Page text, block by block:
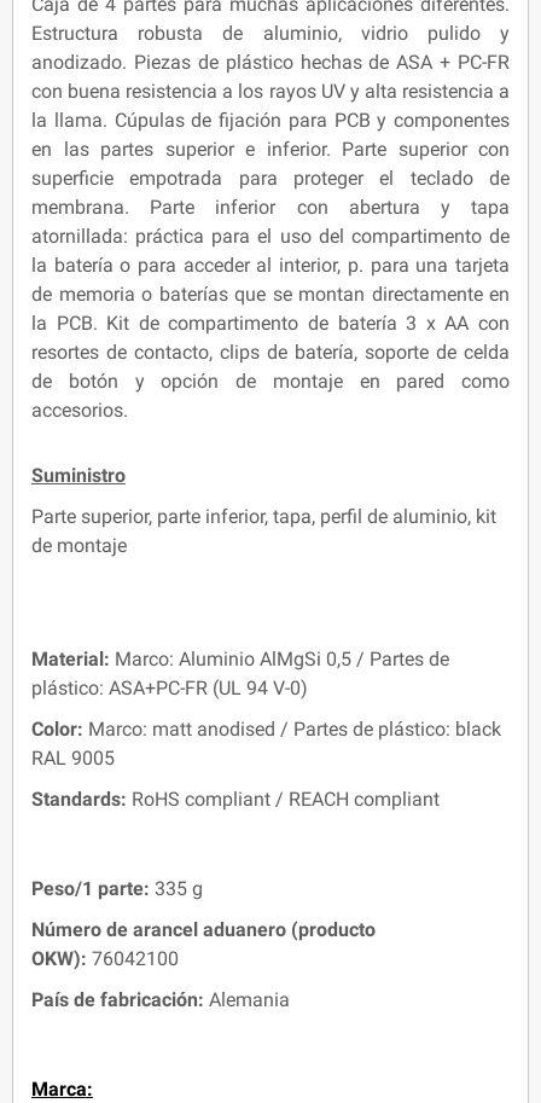
Caja de 4 partes para muchas aplicaciones diferentes.
Estructura robusta de aluminio, vidrio pulido y
anodizado. Piezas de plástico hechas de ASA + PC-FR
con buena resistencia a los rayos UV y alta resistencia a
la llama. Cúpulas de fijación para PCB y componentes
en las partes superior e inferior. Parte superior con
superficie empotrada para proteger el teclado de
membrana. Parte inferior con abertura y tapa
atornillada: práctica para el uso del compartimento de
la batería o para acceder al interior, p. para una tarjeta
de memoria o baterías que se montan directamente en
la PCB. Kit de compartimento de batería 3 x AA con
resortes de contacto, clips de batería, soporte de celda
de botón y opción de montaje en pared como
accesorios.
Suministro
Parte superior, parte inferior, tapa, perfil de aluminio, kit
de montaje
Material: Marco: Aluminio AlMgSi 0,5 / Partes de
plástico: ASA+PC-FR (UL 94 V-0)
Color: Marco: matt anodised / Partes de plástico: black
RAL 9005
Standards: RoHS compliant / REACH compliant
Peso/1 parte: 335 g
Número de arancel aduanero (producto
OKW): 76042100
País de fabricación: Alemania
Marca: